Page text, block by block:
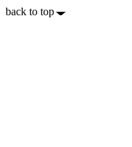
back to top